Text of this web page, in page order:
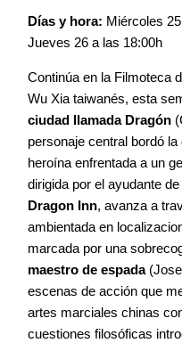
Días y hora: Miércoles
Jueves 26 a las 18:00h
Continúa en la Filmoteca
Wu Xia taiwanés, esta
ciudad llamada Dragón
personaje central bordó
heroína enfrentada a un
dirigida por el ayudante
Dragon Inn, avanza a
ambientada en
marcada por una
maestro de espada
escenas de acción que
artes marciales chinas
cuestiones filosóficas